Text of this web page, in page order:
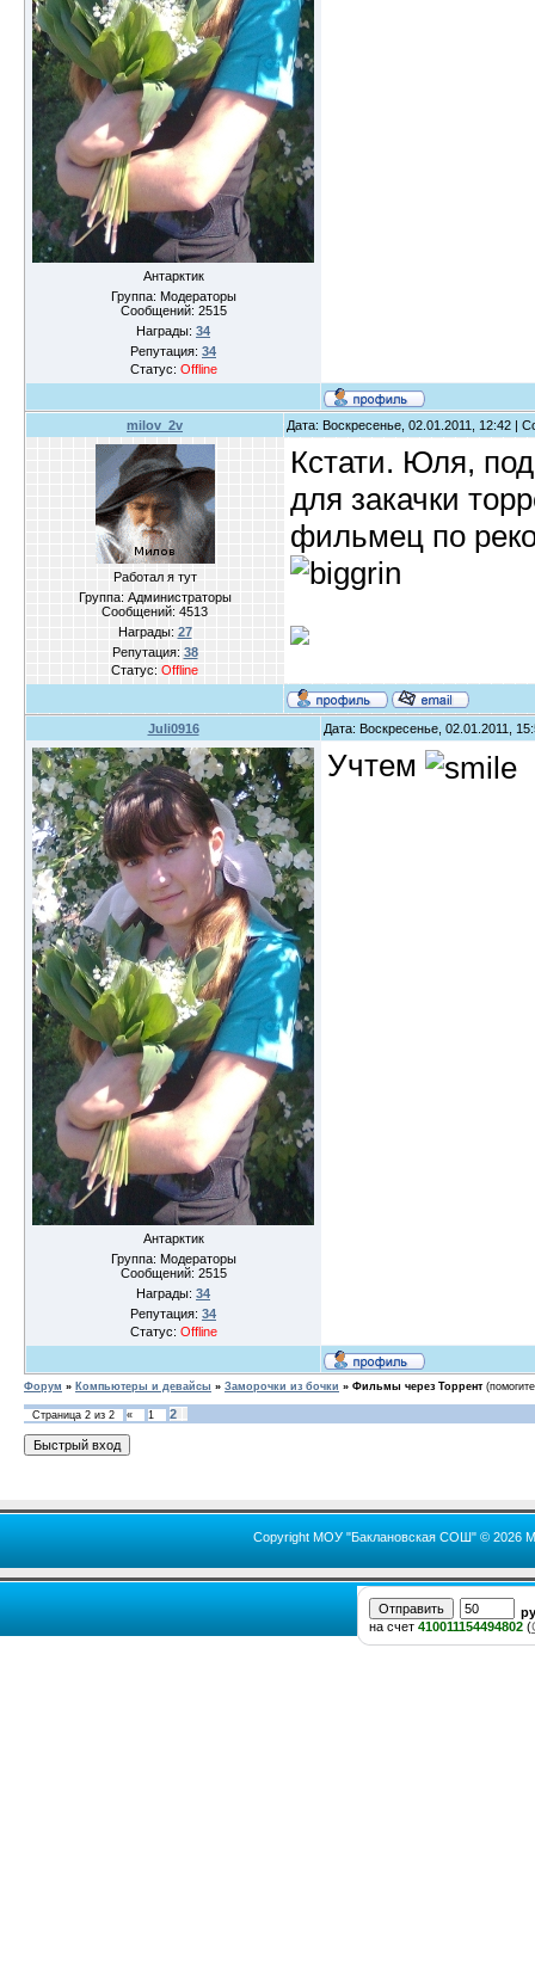
Антарктик
Группа: Модераторы
Сообщений: 2515
Награды: 34
Репутация: 34
Статус: Offline
milov_2v Дата: Воскресенье, 02.01.2011, 12:42 |
Работал я тут
Группа: Администраторы
Сообщений: 4513
Награды: 27
Репутация: 38
Статус: Offline
Кстати. Юля,
для закачки
фильмец по
Juli0916 Дата: Воскресенье, 02.01.2011,
Антарктик
Группа: Модераторы
Сообщений: 2515
Награды: 34
Репутация: 34
Статус: Offline
Учтем
Форум » Компьютеры и девайсы » Заморочки из бочки » Фильмы через Торрент
Страница 2 из 2 « 1 2
Copyright МОУ "Баклановская СОШ" © 2026
на счет 410011154494802 (